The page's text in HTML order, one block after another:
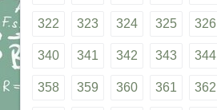
322 323 324 325 326
340 341 342 343 344
358 359 360 361 362